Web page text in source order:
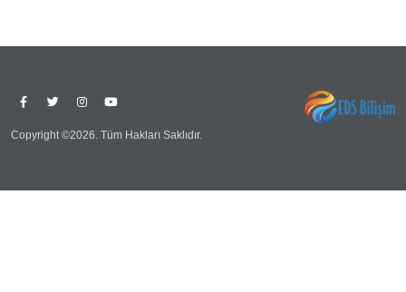
Copyright ©2026. Tüm Hakları Saklıdır.